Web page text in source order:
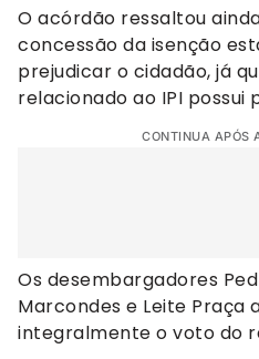
O acórdão ressaltou
concessão da isenção
prejudicar o cidadão, já
relacionado ao IPI possui
CONTINUA APÓS
Os desembargadores
Marcondes e Leite Praça
integralmente o voto do